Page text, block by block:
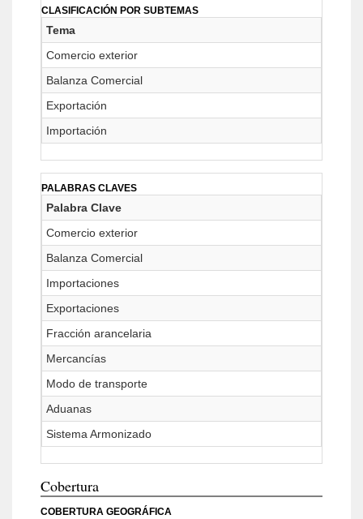
CLASIFICACIÓN POR SUBTEMAS
Tema
Comercio exterior
Balanza Comercial
Exportación
Importación
PALABRAS CLAVES
Palabra Clave
Comercio exterior
Balanza Comercial
Importaciones
Exportaciones
Fracción arancelaria
Mercancías
Modo de transporte
Aduanas
Sistema Armonizado
Cobertura
COBERTURA GEOGRÁFICA